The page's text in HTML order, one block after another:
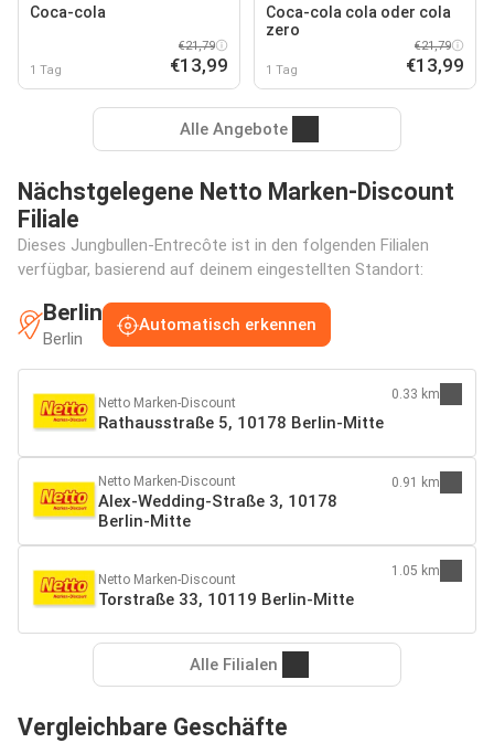
Coca-cola
1 Tag
€21,79
€13,99
Coca-cola cola oder cola
zero
1 Tag
€21,79
€13,99
Alle Angebote
Nächstgelegene Netto Marken-Discount
Filiale
Dieses Jungbullen-Entrecôte ist in den folgenden Filialen
verfügbar, basierend auf deinem eingestellten Standort:
Berlin
Berlin
Automatisch erkennen
Netto Marken-Discount
Rathausstraße 5, 10178 Berlin-Mitte
0.33 km
Netto Marken-Discount
Alex-Wedding-Straße 3, 10178
Berlin-Mitte
0.91 km
Netto Marken-Discount
Torstraße 33, 10119 Berlin-Mitte
1.05 km
Alle Filialen
Vergleichbare Geschäfte